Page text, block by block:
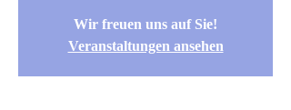
Wir freuen uns auf Sie!
Veranstaltungen ansehen